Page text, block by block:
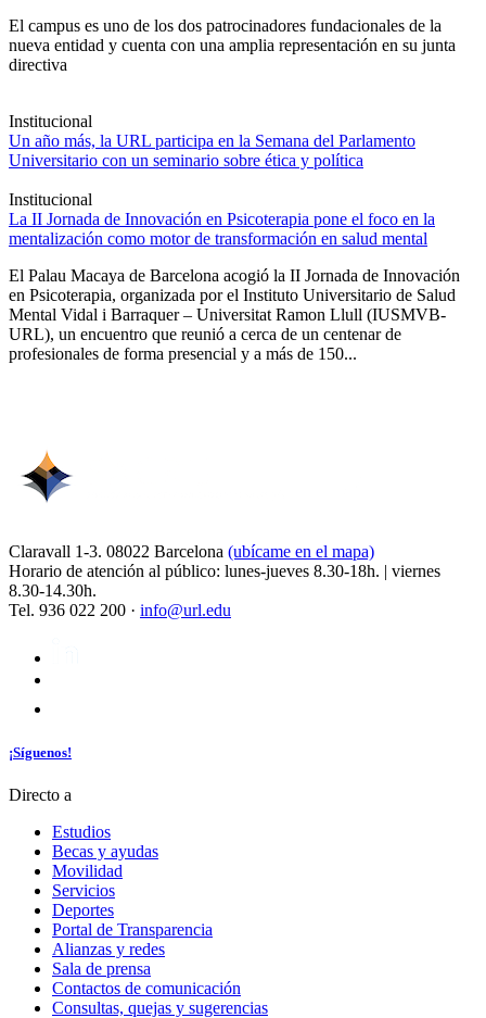
El campus es uno de los dos patrocinadores fundacionales de la
nueva entidad y cuenta con una amplia representación en su junta
directiva
Institucional
Un año más, la URL participa en la Semana del Parlamento
Universitario con un seminario sobre ética y política
Institucional
La II Jornada de Innovación en Psicoterapia pone el foco en la
mentalización como motor de transformación en salud mental
El Palau Macaya de Barcelona acogió la II Jornada de Innovación
en Psicoterapia, organizada por el Instituto Universitario de Salud
Mental Vidal i Barraquer – Universitat Ramon Llull (IUSMVB-
URL), un encuentro que reunió a cerca de un centenar de
profesionales de forma presencial y a más de 150...
Claravall 1-3. 08022 Barcelona (ubícame en el mapa)
Horario de atención al público: lunes-jueves 8.30-18h. | viernes
8.30-14.30h.
Tel. 936 022 200 · info@url.edu
¡Síguenos!
Directo a
Estudios
Becas y ayudas
Movilidad
Servicios
Deportes
Portal de Transparencia
Alianzas y redes
Sala de prensa
Contactos de comunicación
Consultas, quejas y sugerencias